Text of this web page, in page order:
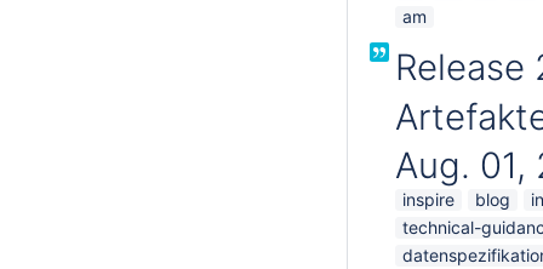
am
Release
Aug. 01,
inspire blog
technical-